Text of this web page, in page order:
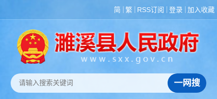
简 繁 RSS订阅 登录 加入收藏